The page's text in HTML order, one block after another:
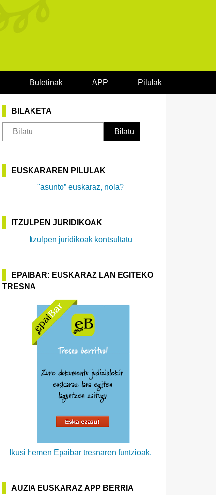
Buletinak APP Pilulak
BILAKETA
EUSKARAREN PILULAK
"asunto” euskaraz, nola?
ITZULPEN JURIDIKOAK
Itzulpen juridikoak kontsultatu
EPAIBAR: EUSKARAZ LAN EGITEKO
TRESNA
Ikusi hemen Epaibar tresnaren funtzioak.
AUZIA EUSKARAZ APP BERRIA